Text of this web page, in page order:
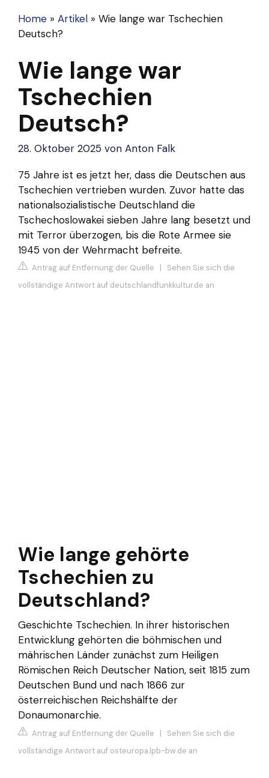
Home » Artikel » Wie lange war Tschechien
Deutsch?
Wie lange war
Tschechien
Deutsch?
28. Oktober 2025 von Anton Falk
75 Jahre ist es jetzt her, dass die Deutschen aus
Tschechien vertrieben wurden. Zuvor hatte das
nationalsozialistische Deutschland die
Tschechoslowakei sieben Jahre lang besetzt und
mit Terror überzogen, bis die Rote Armee sie
1945 von der Wehrmacht befreite.
Antrag auf Entfernung der Quelle | Sehen Sie sich die
vollständige Antwort auf deutschlandfunkkultur.de an
Wie lange gehörte
Tschechien zu
Deutschland?
Geschichte Tschechien. In ihrer historischen
Entwicklung gehörten die böhmischen und
mährischen Länder zunächst zum Heiligen
Römischen Reich Deutscher Nation, seit 1815 zum
Deutschen Bund und nach 1866 zur
österreichischen Reichshälfte der
Donaumonarchie.
Antrag auf Entfernung der Quelle | Sehen Sie sich die
vollständige Antwort auf osteuropa.lpb-bw.de an